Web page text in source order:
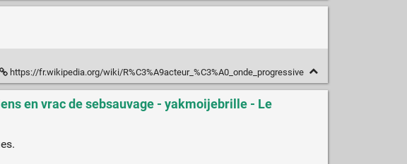
https://fr.wikipedia.org/wiki/R%C3%A9acteur_%C3%A0_onde_progressive
en vrac de sebsauvage - yakmoijebrille - Le